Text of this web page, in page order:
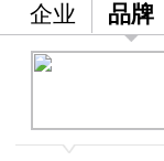
企业 品牌